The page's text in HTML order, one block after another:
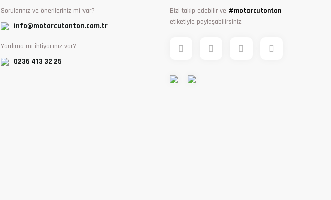
Sorularınız ve önerileriniz mi var?
info@motorcutonton.com.tr
Yardıma mı ihtiyacınız var?
0236 413 32 25
Bizi takip edebilir ve #motorcutonton
etiketiyle paylaşabilirsiniz.